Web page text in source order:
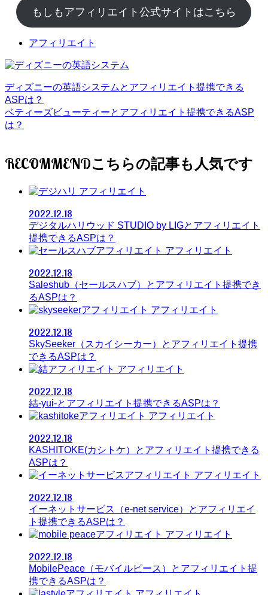
もしもアフィリエイト公式サイトはこちら
アフィリエイト
ディズニーの英語システムとアフィリエイト提携できる
ASPは？
ベティーズビューティーとアフィリエイト提携できるASP
は？
RECOMMEND
アフィリエイト
2022.12.18
デジタルハリウッド STUDIO by LIGとアフィリエイト
提携できるASPは？
アフィリエイト
2022.12.18
Saleshub（セールスハブ）とアフィリエイト提携でき
るASPは？
アフィリエイト
2022.12.18
SkySeeker（スカイシーカー）とアフィリエイト提携
できるASPは？
アフィリエイト
2022.12.18
結-yui-とアフィリエイト提携できるASPは？
アフィリエイト
2022.12.18
KASHITOKE(カシトケ）とアフィリエイト提携できる
ASPは？
アフィリエイト
2022.12.18
イーネットサービス（e-net service）とアフィリエイ
ト提携できるASPは？
アフィリエイト
2022.12.18
MobilePeace（モバイルピース）とアフィリエイト提
携できるASPは？